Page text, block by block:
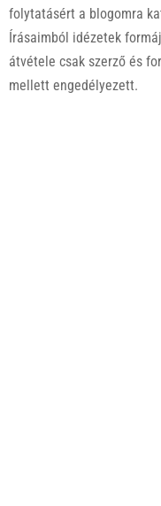
folytatásért a blogomra
Írásaimból idézetek
átvétele csak szerző és
mellett engedélyezett.